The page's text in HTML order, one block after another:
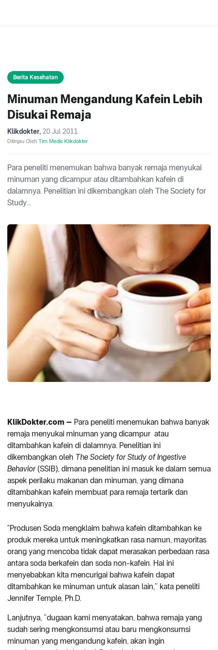
Berita Kesehatan
Minuman Mengandung Kafein Lebih
Disukai Remaja
Klikdokter, 20 Jul 2011
Ditinjau Oleh Tim Medis Klikdokter
Para peneliti menemukan bahwa banyak remaja menyukai
minuman yang dicampur atau ditambahkan kafein di
dalamnya. Penelitian ini dikembangkan oleh The Society for
Study...
KlikDokter.com – Para peneliti menemukan bahwa banyak
remaja menyukai minuman yang dicampur atau
ditambahkan kafein di dalamnya. Penelitian ini
dikembangkan oleh The Society for Study of Ingestive
Behavior(SSIB), dimana penelitian ini masuk ke dalam semua
aspek perilaku makanan dan minuman, yang dimana
ditambahkan kafein membuat para remaja tertarik dan
menyukainya.
"Produsen Soda mengklaim bahwa kafein ditambahkan ke
produk mereka untuk meningkatkan rasa namun, mayoritas
orang yang mencoba tidak dapat merasakan perbedaan rasa
antara soda berkafein dan soda non-kafein. Hal ini
menyebabkan kita mencurigai bahwa kafein dapat
ditambahkan ke minuman untuk alasan lain,” kata peneliti
Jennifer Temple, Ph.D.
Lanjutnya, “dugaan kami menyatakan, bahwa remaja yang
sudah sering mengkonsumsi atau baru mengkonsumsi
minuman yang mengandung kafein, akan ingin